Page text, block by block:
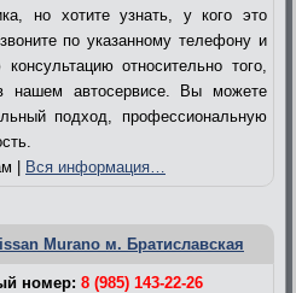
но хотите узнать, у кого это
по указанному телефону и
относительно того,
нашем автосервисе. Вы можете
подход, профессиональную
| Вся информация…
Murano м. Братиславская
номер: 8 (985) 143-22-26